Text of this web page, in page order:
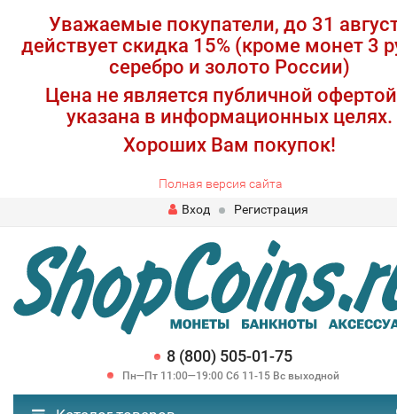
Уважаемые покупатели, до 31
действует скидка 15% (кроме монет 3
серебро и золото России)
Цена не является публичной
указана в информационных целях.
Хороших Вам покупок!
Полная версия сайта
Вход
Регистрация
8 (800) 505-01-75
Пн—Пт 11:00—19:00 Сб 11-15 Вс выходной